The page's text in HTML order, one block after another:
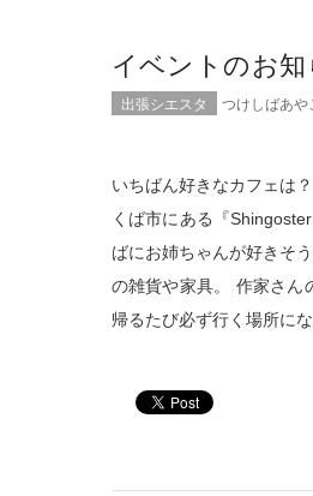
イベントのお
出張シエスタ つけしばあや
いちばん好きなカフェは
くば市にある『
ばにお姉ちゃんが好きそ
の雑貨や家具。 作家さん
帰るたび必ず行く場所